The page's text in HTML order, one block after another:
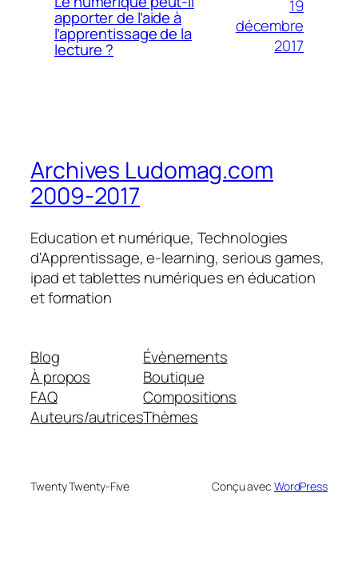
apporter de l’aide à
l’apprentissage de la
lecture ?
19
décembre
2017
Archives Ludomag.com
2009-2017
Education et numérique, Technologies
d'Apprentissage, e-learning, serious games,
ipad et tablettes numériques en éducation
et formation
Blog
À propos
FAQ
Auteurs/autrices
Évènements
Boutique
Compositions
Thèmes
Twenty Twenty-Five Conçu avec WordPress